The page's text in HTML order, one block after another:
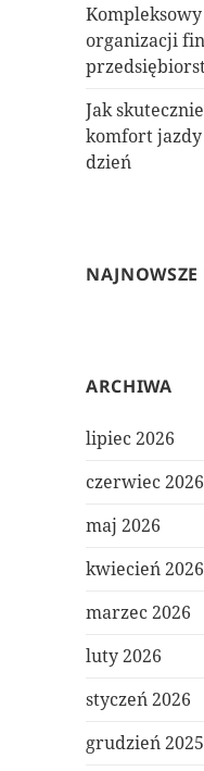
organizacji
Jak
komfort jazdy
dzień
ARCHIWA
lipiec 2026
czerwiec 2026
maj 2026
kwiecień 2026
marzec 2026
luty 2026
styczeń 2026
grudzień 2025